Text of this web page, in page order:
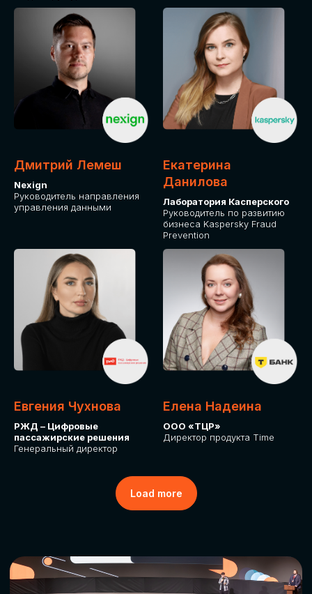
Дмитрий Лемеш
Nexign
Руководитель направления
управления данными
Екатерина
Данилова
Лаборатория Касперского
Руководитель по развитию
бизнеса Kaspersky Fraud
Prevention
Евгения Чухнова
РЖД – Цифровые
пассажирские решения
Генеральный директор
Елена Надеина
ООО «ТЦР»
Директор продукта Time
Load more
ДЛЯ ОПЛАТЫ БИЛЕТОВ
ОТ ФИЗИЧЕСКОГО ЛИЦА
Оплата через сервис Timepad
ПРИОБРЕСТИ БИЛЕТ